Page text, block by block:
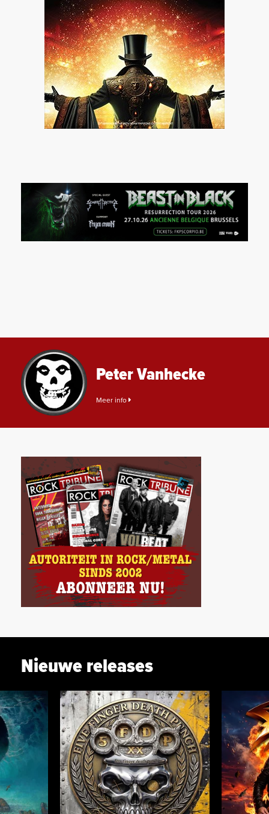
Peter Vanhecke
Meer info
Nieuwe releases